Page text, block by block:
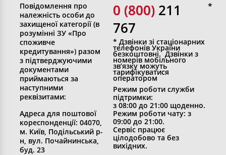
Повідомлення про
належність особи до
захищеної категорії (в
розумінні ЗУ «Про
споживче
кредитування») разом
з підтверджуючими
документами
приймаються за
наступними
реквізитами:
Адреса для поштової
кореспонденції: 04070,
м. Київ, Подільський р-
н, вул. Почайнинська,
буд. 23
0 (800)
0 (800) 211
767
* Дзвінки зі стаціонарних
телефонів України
безкоштовні. Дзвінки з
номерів мобільного
зв’язку можуть
тарифікуватися
оператором
Режим роботи служби
підтримки:
з 08:00 до 21:00 щоденно.
Режим роботи чату: з
09:00 до 21:00.
Сервіс працює
цілодобово та без
вихідних.